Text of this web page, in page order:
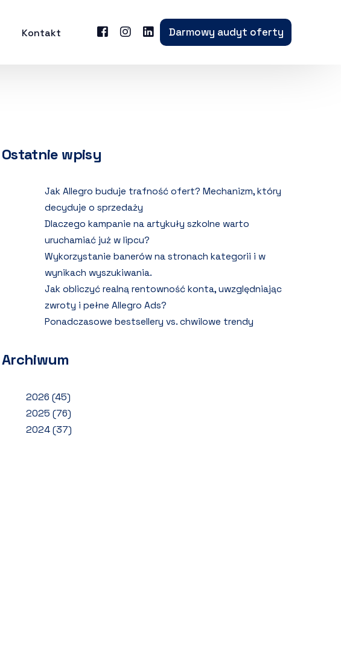
Kontakt Darmowy audyt oferty
Ostatnie wpisy
Jak Allegro buduje trafność ofert? Mechanizm, który
decyduje o sprzedaży
Dlaczego kampanie na artykuły szkolne warto
uruchamiać już w lipcu?
Wykorzystanie banerów na stronach kategorii i w
wynikach wyszukiwania.
Jak obliczyć realną rentowność konta, uwzględniając
zwroty i pełne Allegro Ads?
Ponadczasowe bestsellery vs. chwilowe trendy
Archiwum
2026 (45)
2025 (76)
2024 (37)